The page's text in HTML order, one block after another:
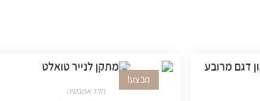
מבצע!
חדר אמבטיה